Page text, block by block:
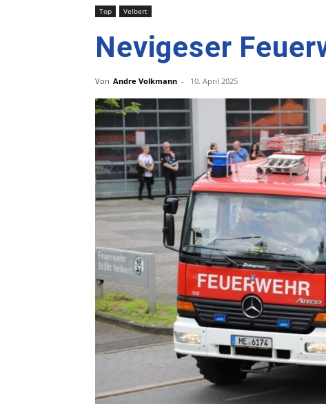
Top Velbert
Nevigeser
Von Andre Volkmann - 10. April 2025